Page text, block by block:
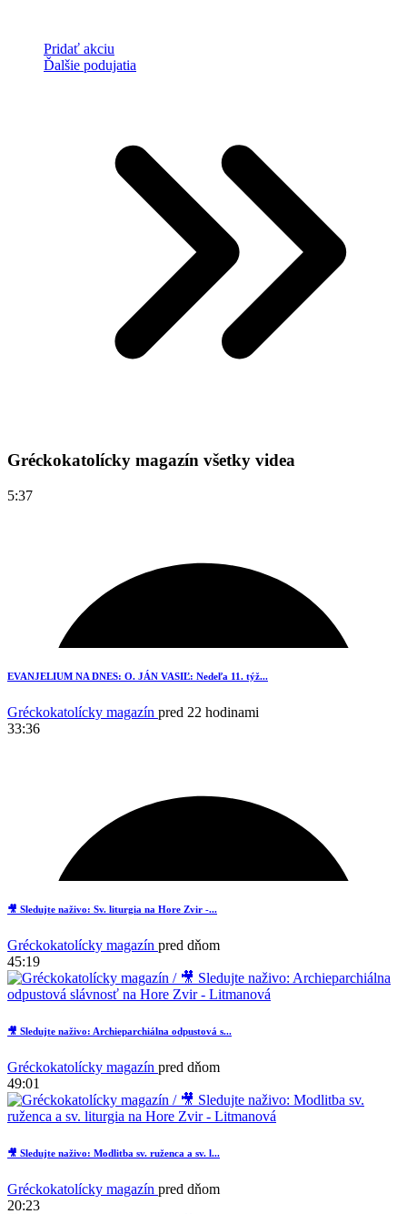
Pridať akciu
Ďalšie podujatia
Gréckokatolícky magazín všetky videa
5:37
1
EVANJELIUM NA DNES: O. JÁN VASIĽ: Nedeľa 11. týž...
Gréckokatolícky magazín pred 22 hodinami
33:36
🎥 Sledujte naživo: Sv. liturgia na Hore Zvir -...
Gréckokatolícky magazín pred dňom
45:19
🎥 Sledujte naživo: Archieparchiálna odpustová s...
Gréckokatolícky magazín pred dňom
49:01
🎥 Sledujte naživo: Modlitba sv. ruženca a sv. l...
Gréckokatolícky magazín pred dňom
20:23